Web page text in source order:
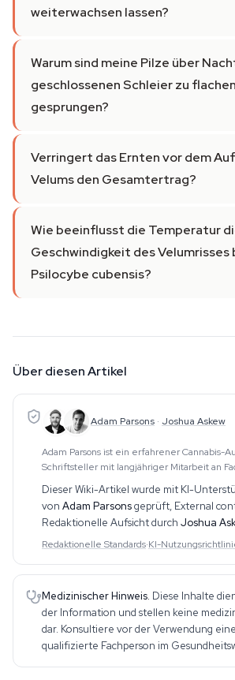
weiterwachsen lassen?
Warum sind meine Pilze über
geschlossenen Schleier zu
gesprungen?
Verringert das Ernten vor dem
Velums den Gesamtertrag?
Wie beeinflusst die Temperatur
Geschwindigkeit des Velumrisses
Psilocybe cubensis?
Über diesen Artikel
Adam Parsons · Joshua Askew
Adam Parsons ist ein erfahrener Cannabis-
Schriftsteller mit langjähriger Mitarbeit an
diesem Bereich. Seine Arbeit umfasst CBD,
Ethnobotanika und verwandte Themen.
Dieser Wiki-Artikel wurde mit KI-
von Adam Parsonsgeprüft, External
Redaktionelle Aufsicht durch Joshua
Redaktionelle Standards·KI-
Medizinischer Hinweis. Diese Inhalte
der Information und stellen keine
dar. Konsultiere vor der Verwendung
qualifizierte Fachperson im